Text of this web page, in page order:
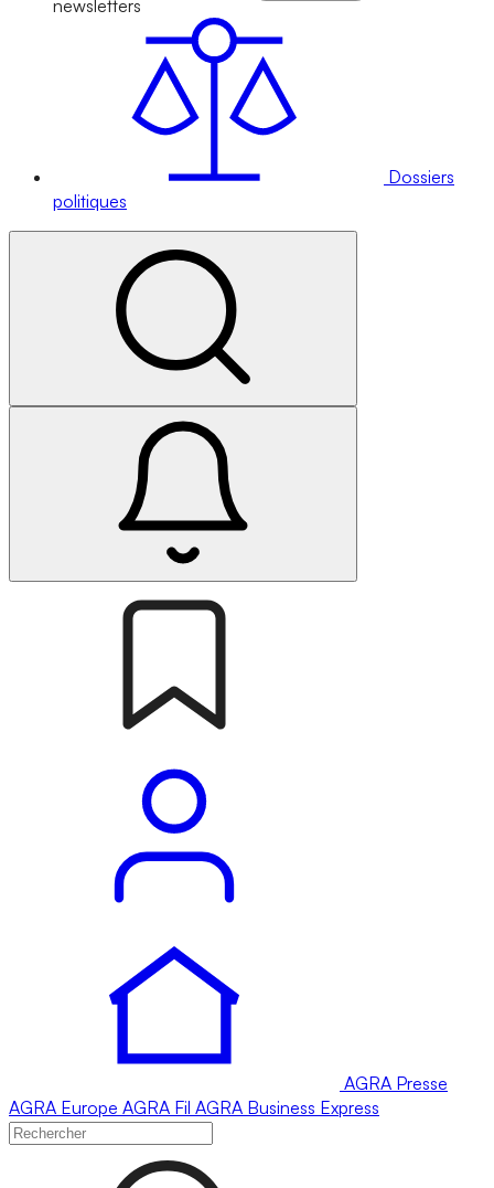
newsletters
Dossiers
politiques
AGRA Presse
AGRA Europe AGRA Fil AGRA Business Express